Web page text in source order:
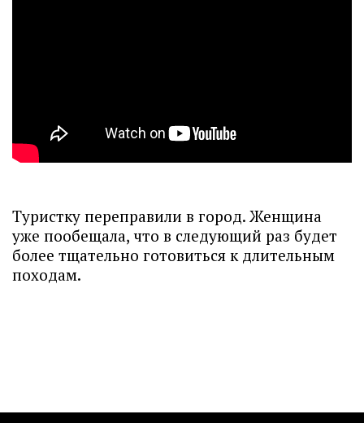
Туристку переправили в город. Женщина
уже пообещала, что в следующий раз будет
более тщательно готовиться к длительным
походам.